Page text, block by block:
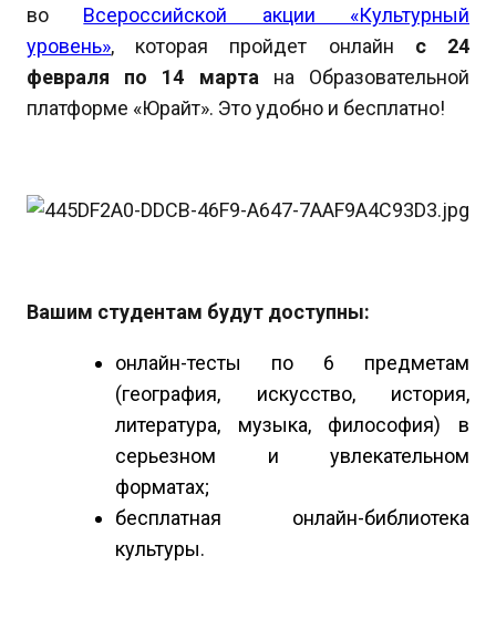
во Всероссийской акции «Культурный
уровень», которая пройдет онлайн с 24
февраля по 14 марта на Образовательной
платформе «Юрайт». Это удобно и бесплатно!
Вашим студентам будут доступны:
онлайн-тесты по 6 предметам
(география, искусство, история,
литература, музыка, философия) в
серьезном и увлекательном
форматах;
бесплатная онлайн-библиотека
культуры.